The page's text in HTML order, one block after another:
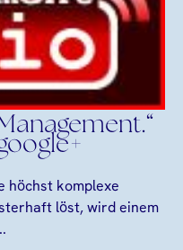
höchst komplexe
löst, wird einem